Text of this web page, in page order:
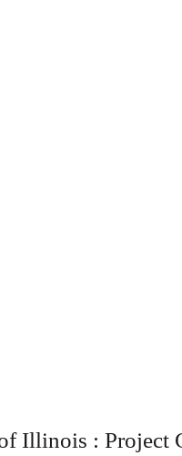
Illinois : Project